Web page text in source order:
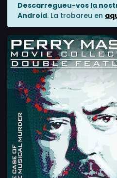
Descarregueu-vos la
Android. La trobareu en